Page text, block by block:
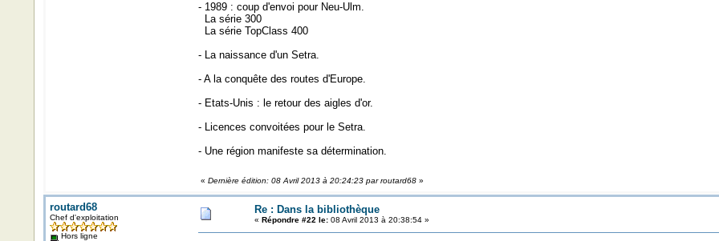
- 1989 : coup d'envoi pour Neu-Ulm.
La série 300
La série TopClass 400
- La naissance d'un Setra.
- A la conquête des routes d'Europe.
- Etats-Unis : le retour des aigles d'or.
- Licences convoitées pour le Setra.
- Une région manifeste sa détermination.
« Dernière édition: 08 Avril 2013 à 20:24:23 par routard68»
routard68
Chef d'exploitation
Hors ligne
Re : Dans la bibliothèque
« Répondre #22 le:08 Avril 2013 à 20:38:54 »